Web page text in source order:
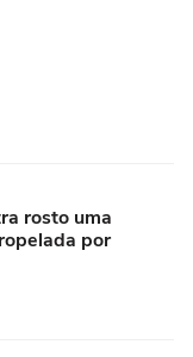
rosto uma
por